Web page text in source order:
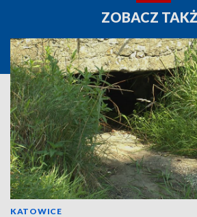
ZOBACZ
KATOWICE